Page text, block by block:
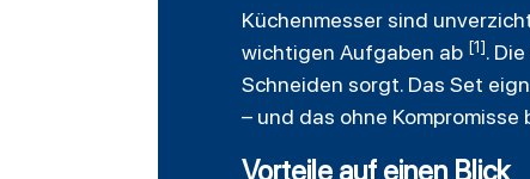
Küchenmesser sind
wichtigen Aufgaben ab [1].
Schneiden sorgt. Das Set
– und das ohne
Vorteile auf einen Blick